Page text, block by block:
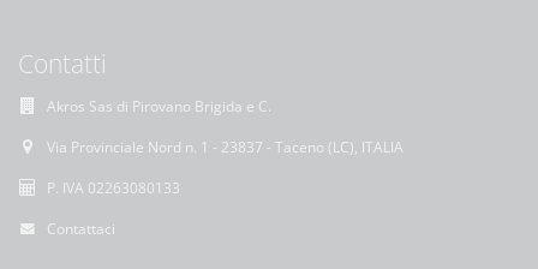
Contatti
Akros Sas di Pirovano Brigida e C.
Via Provinciale Nord n. 1 - 23837 - Taceno (LC), ITALIA
P. IVA 02263080133
Contattaci